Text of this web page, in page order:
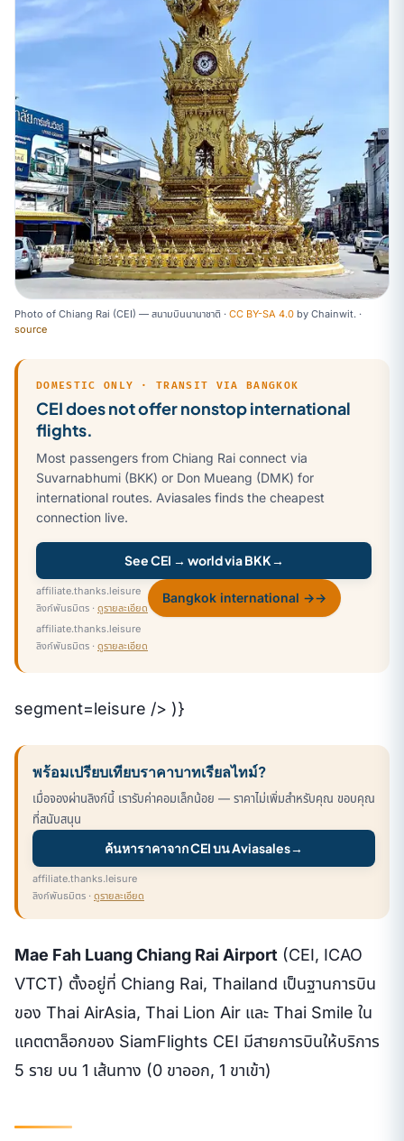
Photo of Chiang Rai (CEI) — สนามบินนานาชาติ · CC BY-SA 4.0 by Chainwit. ·
source
DOMESTIC ONLY · TRANSIT VIA BANGKOK
CEI does not offer nonstop international
flights.
Most passengers from Chiang Rai connect via
Suvarnabhumi (BKK) or Don Mueang (DMK) for
international routes. Aviasales finds the cheapest
connection live.
See CEI → world via BKK→
affiliate.thanks.leisure
ลิงก์พันธมิตร · ดูรายละเอียด
Bangkok international →→
affiliate.thanks.leisure
ลิงก์พันธมิตร · ดูรายละเอียด
segment=leisure /> )}
พร้อมเปรียบเทียบราคาบาทเรียลไทม์?
เมื่อจองผ่านลิงก์นี้ เรารับค่าคอมเล็กน้อย — ราคาไม่เพิ่มสำหรับคุณ ขอบคุณ
ที่สนับสนุน
ค้นหาราคาจาก CEI บน Aviasales→
affiliate.thanks.leisure
ลิงก์พันธมิตร · ดูรายละเอียด
Mae Fah Luang Chiang Rai Airport (CEI, ICAO
VTCT) ตั้งอยู่ที่ Chiang Rai, Thailand เป็นฐานการบิน
ของ Thai AirAsia, Thai Lion Air และ Thai Smile ใน
แคตตาล็อกของ SiamFlights CEI มีสายการบินให้บริการ
5 ราย บน 1 เส้นทาง (0 ขาออก, 1 ขาเข้า)